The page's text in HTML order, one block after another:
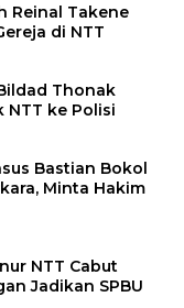
Reinal Takene
di NTT
Thonak
NTT ke Polisi
Bastian Bokol
Minta Hakim
NTT Cabut
Jadikan SPBU